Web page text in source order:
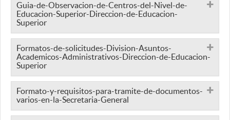
Guia-de-Observacion-de-Centros-del-Nivel-de-
Educacion-Superior-Direccion-de-Educacion-
Superior
Formatos-de-solicitudes-Division-Asuntos-
Academicos-Administrativos-Direccion-de-Educacion-
Superior
Formato-y-requisitos-para-tramite-de-documentos-
varios-en-la-Secretaria-General